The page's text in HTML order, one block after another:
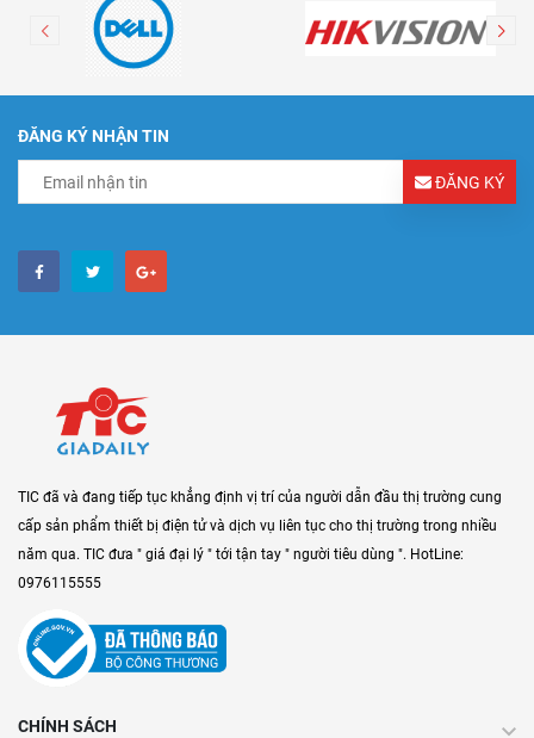
ĐĂNG KÝ NHẬN TIN
ĐĂNG KÝ
TIC đã và đang tiếp tục khẳng định vị trí của người dẫn đầu thị trường cung
cấp sản phẩm thiết bị điện tử và dịch vụ liên tục cho thị trường trong nhiều
năm qua. TIC đưa " giá đại lý " tới tận tay " người tiêu dùng ". HotLine:
0976115555
CHÍNH SÁCH